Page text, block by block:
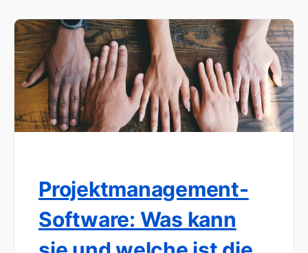
Projektmanagement-
Software: Was kann